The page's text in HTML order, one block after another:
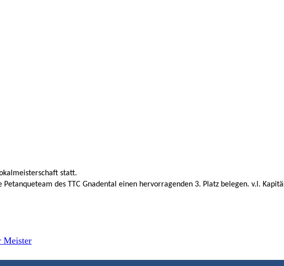
statt.
des TTC Gnadental einen hervorragenden 3. Platz belegen. v.l.
Meister